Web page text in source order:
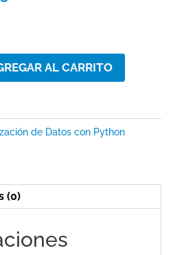
AL CARRITO
de Datos con Python
(0)